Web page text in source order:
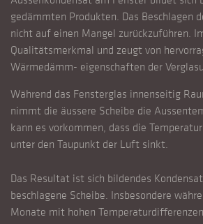
gedämmten Produkten. Das Beschlagen
nicht auf einen Mangel zurückzuführen.
Qualitätsmerkmal und zeugt von
Wärmedämm- eigenschaften der
Während das Fensterglas innenseitig
nimmt die äussere Scheibe die
kann es vorkommen, dass die
unter den Taupunkt der Luft sinkt.
Das Resultat ist sich bildendes
beschlagene Scheibe. Insbesondere
Monate mit hohen